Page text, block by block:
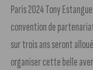
Paris 2024 Tony
convention de
sur trois ans seront
organiser cette belle